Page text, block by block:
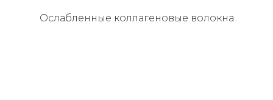
Ослабленные коллагеновые волокна